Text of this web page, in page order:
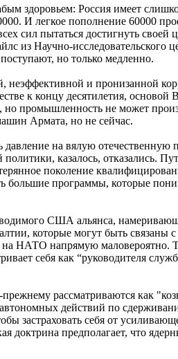
здоровьем: Россия имеет
И легкое пополнение 60000
пытаться достигнуть своей
Научно-исследовательского
но только медленно.
неэффективной и пронизанной
к концу десятилетия,
промышленность не может
Армата, но не сейчас.
на вялую
казалось, отказались.
поколение
большие программы, которые
США альянса,
которые могут быть
НАТО напрямую
себя как “руководителя
рассматриваются как
действий по
застраховать себя от
предполагает, что